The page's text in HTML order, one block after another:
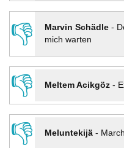
👎 Marvin Schädle-
mich warten
👎
Meltem Acikgöz-
👎
Meluntekijä-